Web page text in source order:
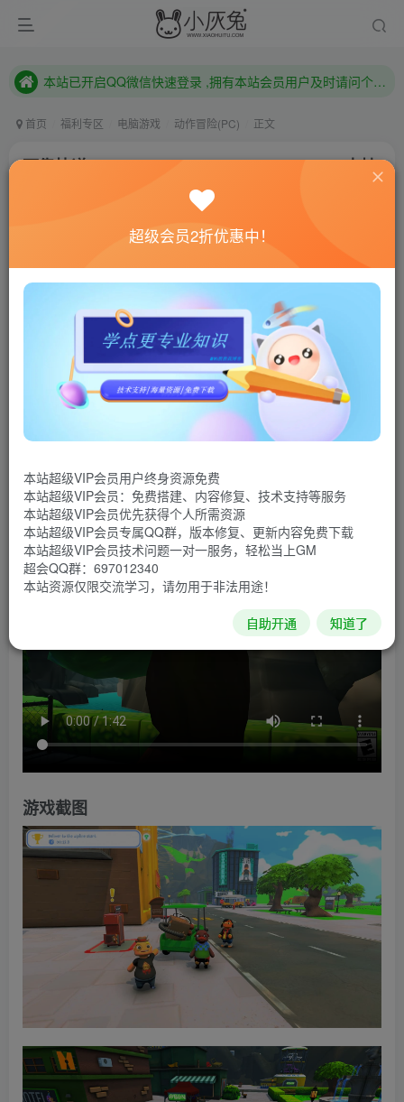
本站已开启QQ微信快速登录 ,拥有本站会员用户及时请问个人中心绑定！
本站已开启QQ微信快速登录 ,拥有本站会员用户及时请问个人中心绑定！
首页 福利专区 电脑游戏 动作冒险(PC) 正文
可靠快递/Totally Reliable Delivery Service/支持
0 580 174
联网教程： 内附教程
单机教程： 内附教程
不懂的话联系客服！！！
本站的资源转载自国内外各大媒体和网络，仅供试玩体
验。如果您喜欢该游戏内容，请支持正版→→→正版购买
合作向动作模拟类游戏。玩家将会以最多4人的队伍相互合作
并完成客户所要求的的快递任务~全程游戏将会爆笑不断！
游戏视频
游戏截图
超级会员2折优惠中！
本站超级VIP会员用户终身资源免费
本站超级VIP会员：免费搭建、内容修复、技术支持等服务
本站超级VIP会员优先获得个人所需资源
本站超级VIP会员专属QQ群，版本修复、更新内容免费下载
本站超级VIP会员技术问题一对一服务，轻松当上GM
超会QQ群：697012340
本站资源仅限交流学习，请勿用于非法用途！
自助开通 知道了